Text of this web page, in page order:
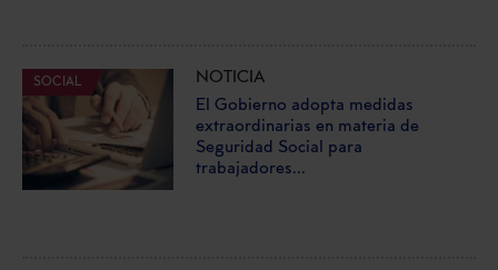
SOCIAL
NOTICIA
El Gobierno adopta medidas
extraordinarias en materia de
Seguridad Social para
trabajadores...